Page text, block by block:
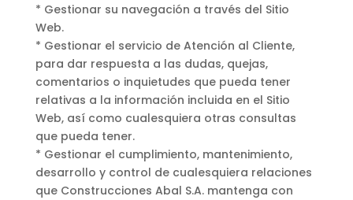
* Gestionar su navegación a través del Sitio
Web.
* Gestionar el servicio de Atención al Cliente,
para dar respuesta a las dudas, quejas,
comentarios o inquietudes que pueda tener
relativas a la información incluida en el Sitio
Web, así como cualesquiera otras consultas
que pueda tener.
* Gestionar el cumplimiento, mantenimiento,
desarrollo y control de cualesquiera relaciones
que Construcciones Abal S.A. mantenga con